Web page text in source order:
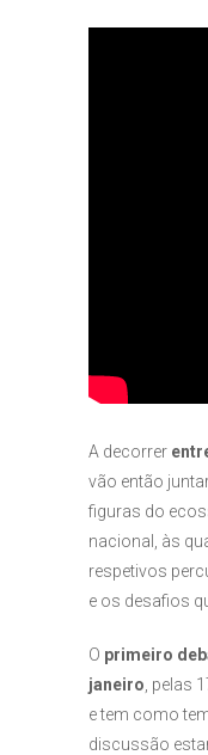
A decorrer
vão então
figuras do
nacional, às
respetivos
e os desafios
O primeiro
janeiro, pelas
e tem como
discussão